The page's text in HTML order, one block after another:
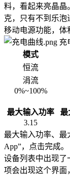
料，看起来亮晶晶
克，只有不到乐泡
移动电源功能，体
充
模式
恒流
涓流
0%~100%
最大输入功率 最
3.15
最大输入功率、最
App”，点击完成。
设备列表中出现了
项会出现这个界面